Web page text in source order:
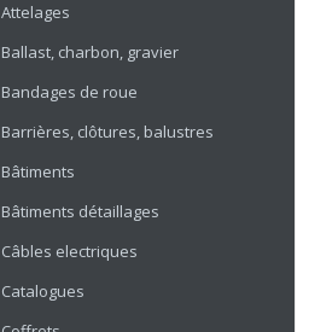
Attelages
Ballast, charbon, gravier
Bandages de roue
Barrières, clôtures, balustres
Bâtiments
Bâtiments détaillages
Câbles electriques
Catalogues